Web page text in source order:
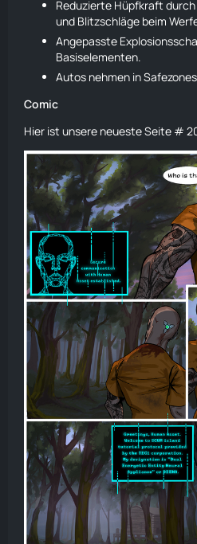
Reduzierte Hüpfkraft
und Blitzschläge beim
Angepasste
Basiselementen.
Autos nehmen in
Comic
Hier ist unsere neueste Seite #